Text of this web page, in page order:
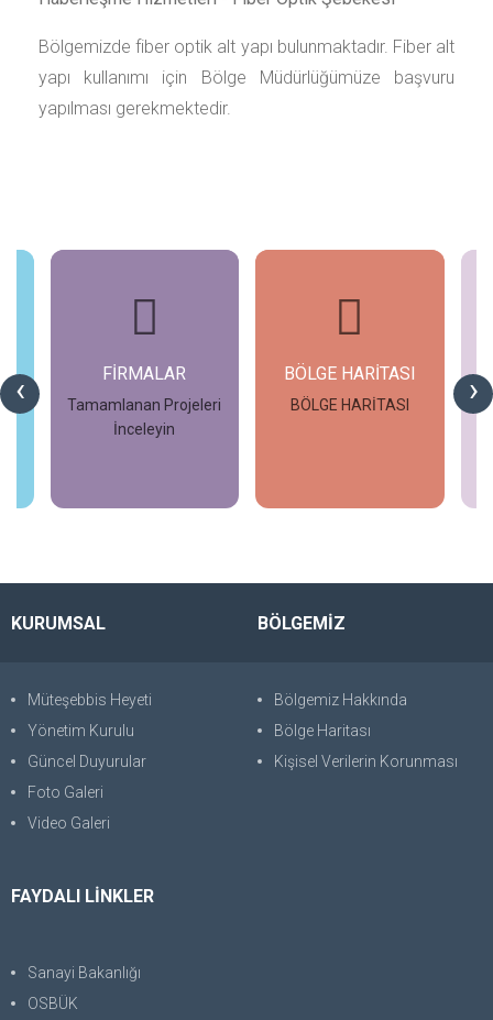
Bölgemizde fiber optik alt yapı bulunmaktadır. Fiber alt
yapı kullanımı için Bölge Müdürlüğümüze başvuru
yapılması gerekmektedir.
‹ ›
FİRMALAR
Tamamlanan Projeleri
İnceleyin
BÖLGE HARİTASI
BÖLGE HARİTASI
KURUMSAL
Müteşebbis Heyeti
Yönetim Kurulu
Güncel Duyurular
Foto Galeri
Video Galeri
BÖLGEMİZ
Bölgemiz Hakkında
Bölge Haritası
Kişisel Verilerin Korunması
FAYDALI LİNKLER
Sanayi Bakanlığı
OSBÜK